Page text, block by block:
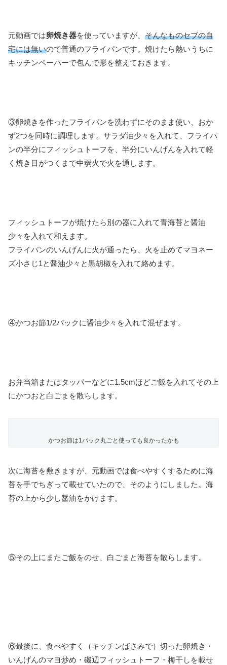
元動画では卵焼き器を使っていますが、 そんなものセブの自
宅には無いので普通のフライパンです。焼けたら熱いうちに
キッチンペーパーで包んで形を整えておきます。
③卵焼きを作ったフライパンを洗わずにそのまま使い、おか
ず2つを同時に調理します。サラダ油少々を入れて、フライパ
ンの半分にフィッシュトーフを、半分にいんげんを入れて軽
く焼き目がつくまで中弱火で火を通します。
フィッシュトーフが焼けたら別の器に入れて青海苔と醤油
少々を入れて和えます。
フライパンのいんげんに火が通ったら、火を止めてマヨネー
ズ小さじ1と醤油少々と黒胡椒を入れて絡めます。
④かつお節1/2パックに醤油少々を入れて混ぜます。
お弁当箱またはタッパーなどに1.5cmほどご飯を入れてその上
にかつおと白ごまを散らします。
かつお節は1パック丸ごと使っても良かったかも
次に海苔を敷きますが、元動画では食べやすくするために海
苔を手でちぎって載せていたので、そのようにしました。海
苔の上から少し醤油をかけます。
⑤その上にまたご飯をのせ、白ごまと海苔を散らします。
⑥最後に、食べやすく（キッチンばさみで）切った卵焼き・
いんげんのマヨ炒め・磯辺フィッシュトーフ・梅干しを載せ